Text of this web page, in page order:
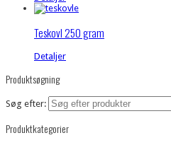
Teskovl 250 gram
Detaljer
Produktsøgning
Søg efter:
Produktkategorier